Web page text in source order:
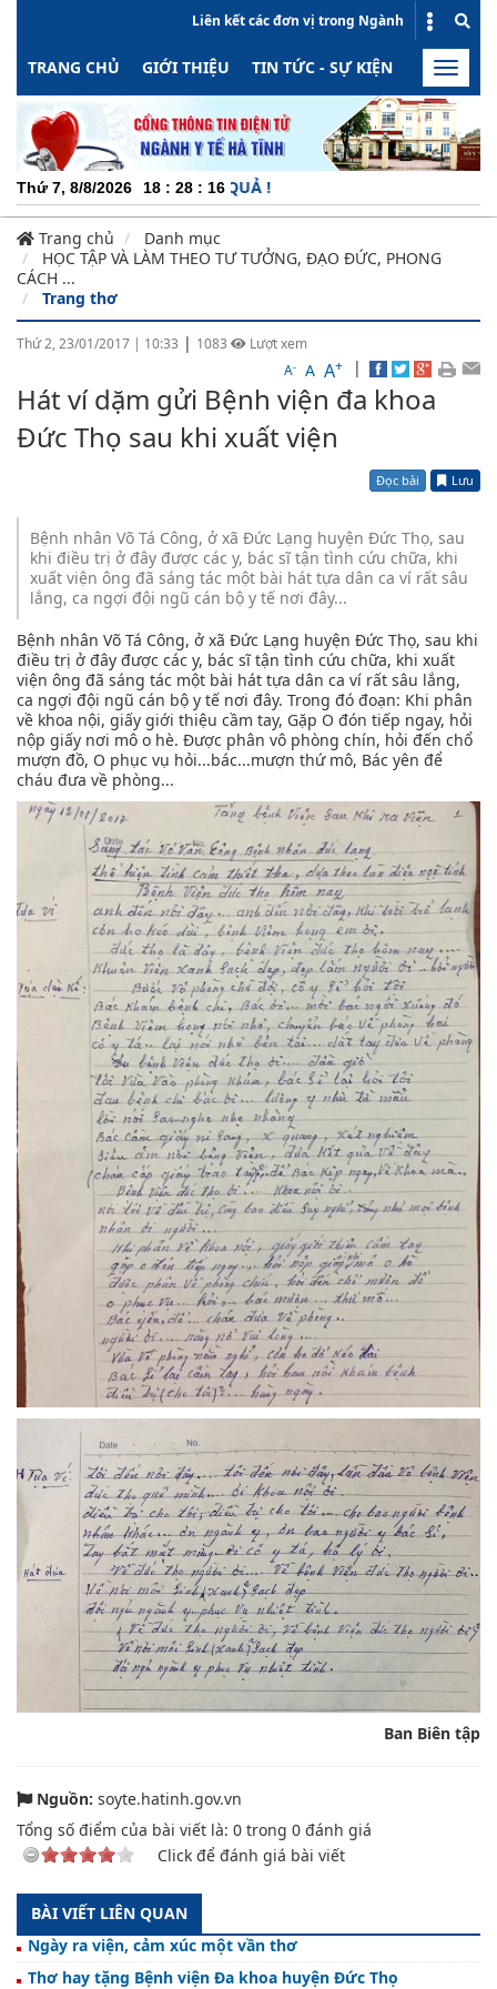
Liên kết các đơn vị trong Ngành
TRANG CHỦ GIỚI THIỆU TIN TỨC - SỰ KIỆN HOẠT
Toggle
Thứ 7, 8/8/2026 18 : 28 : 16
- MINH BẠCH - HIỆU QUẢ !
Trang chủ
Danh mục
HỌC TẬP VÀ LÀM THEO TƯ TƯỞNG, ĐẠO ĐỨC, PHONG
CÁCH ...
Trang thơ
Thứ 2, 23/01/2017 | 10:33 | 1083
Lượt xem
A- A A+ |
Hát ví dặm gửi Bệnh viện đa khoa
Đức Thọ sau khi xuất viện
Đọc bài Lưu
Bệnh nhân Võ Tá Công, ở xã Đức Lạng huyện Đức Thọ, sau
khi điều trị ở đây được các y, bác sĩ tận tình cứu chữa, khi
xuất viện ông đã sáng tác một bài hát tựa dân ca ví rất sâu
lắng, ca ngợi đội ngũ cán bộ y tế nơi đây...
Bệnh nhân Võ Tá Công, ở xã Đức Lạng huyện Đức Thọ, sau khi
điều trị ở đây được các y, bác sĩ tận tình cứu chữa, khi xuất
viện ông đã sáng tác một bài hát tựa dân ca ví rất sâu lắng,
ca ngợi đội ngũ cán bộ y tế nơi đây. Trong đó đoạn: Khi phân
về khoa nội, giấy giới thiệu cầm tay, Gặp O đón tiếp ngay, hỏi
nộp giấy nơi mô o hè. Được phân vô phòng chín, hỏi đến chổ
mượn đồ, O phục vụ hỏi...bác...mượn thứ mô, Bác yên để
cháu đưa về phòng...
Ban Biên tập
Nguồn: soyte.hatinh.gov.vn
Tổng số điểm của bài viết là: 0 trong 0 đánh giá
Click để đánh giá bài viết
BÀI VIẾT LIÊN QUAN
Ngày ra viện, cảm xúc một vần thơ
Thơ hay tặng Bệnh viện Đa khoa huyện Đức Thọ